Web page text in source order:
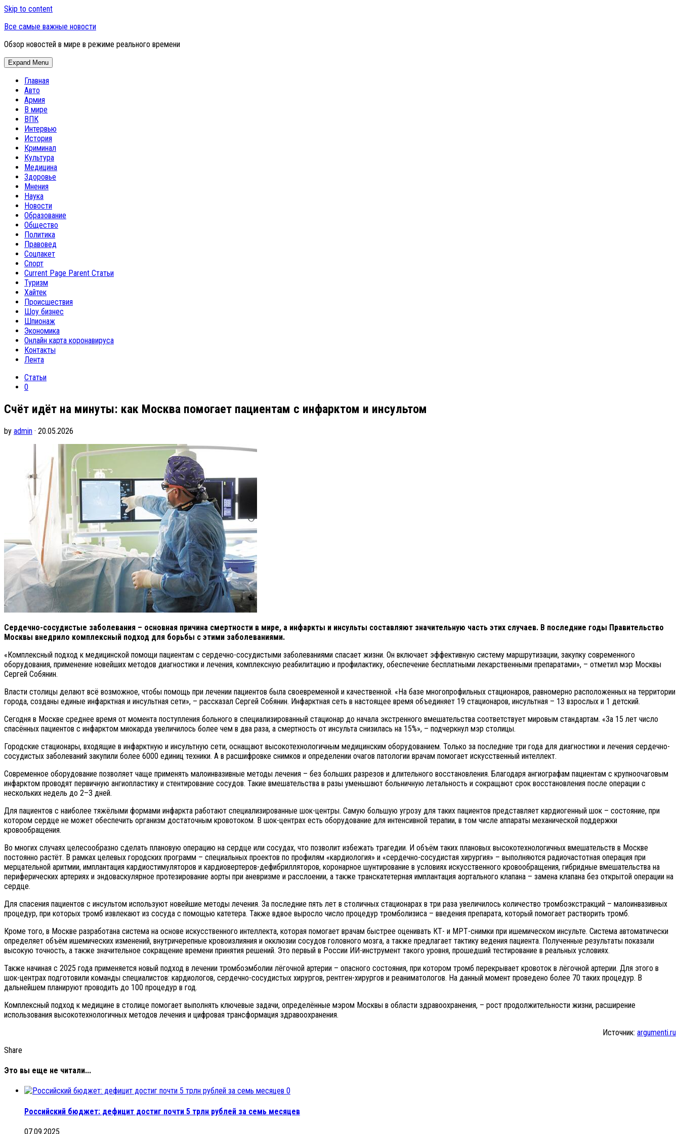
Skip to content
Все самые важные новости
Обзор новостей в мире в режиме реального времени
Expand Menu
Главная
Авто
Армия
В мире
ВПК
Интервью
История
Криминал
Культура
Медицина
Здоровье
Мнения
Наука
Новости
Образование
Общество
Политика
Правовед
Соцпакет
Спорт
Current Page Parent Статьи
Туризм
Хайтек
Происшествия
Шоу бизнес
Шпионаж
Экономика
Онлайн карта коронавируса
Контакты
Лента
Статьи
0
Счёт идёт на минуты: как Москва помогает пациентам с инфарктом и инсультом
by admin · 20.05.2026
Сердечно-сосудистые заболевания – основная причина смертности в мире, а инфаркты и инсульты составляют значительную часть этих случаев. В последние годы Правительство
Москвы внедрило комплексный подход для борьбы с этими заболеваниями.
«Комплексный подход к медицинской помощи пациентам с сердечно-сосудистыми заболеваниями спасает жизни. Он включает эффективную систему маршрутизации, закупку современного
оборудования, применение новейших методов диагностики и лечения, комплексную реабилитацию и профилактику, обеспечение бесплатными лекарственными препаратами», – отметил мэр Москвы
Сергей Собянин.
Власти столицы делают всё возможное, чтобы помощь при лечении пациентов была своевременной и качественной. «На базе многопрофильных стационаров, равномерно расположенных на территории
города, созданы единые инфарктная и инсультная сети», – рассказал Сергей Собянин. Инфарктная сеть в настоящее время объединяет 19 стационаров, инсультная – 13 взрослых и 1 детский.
Сегодня в Москве среднее время от момента поступления больного в специализированный стационар до начала экстренного вмешательства соответствует мировым стандартам. «За 15 лет число
спасённых пациентов с инфарктом миокарда увеличилось более чем в два раза, а смертность от инсульта снизилась на 15%», – подчеркнул мэр столицы.
Городские стационары, входящие в инфарктную и инсультную сети, оснащают высокотехнологичным медицинским оборудованием. Только за последние три года для диагностики и лечения сердечно-
сосудистых заболеваний закупили более 6000 единиц техники. А в расшифровке снимков и определении очагов патологии врачам помогает искусственный интеллект.
Современное оборудование позволяет чаще применять малоинвазивные методы лечения – без больших разрезов и длительного восстановления. Благодаря ангиографам пациентам с крупноочаговым
инфарктом проводят первичную ангиопластику и стентирование сосудов. Такие вмешательства в разы уменьшают больничную летальность и сокращают срок восстановления после операции с
нескольких недель до 2–3 дней.
Для пациентов с наиболее тяжёлыми формами инфаркта работают специализированные шок-центры. Самую большую угрозу для таких пациентов представляет кардиогенный шок – состояние, при
котором сердце не может обеспечить организм достаточным кровотоком. В шок-центрах есть оборудование для интенсивной терапии, в том числе аппараты механической поддержки
кровообращения.
Во многих случаях целесообразно сделать плановую операцию на сердце или сосудах, что позволит избежать трагедии. И объём таких плановых высокотехнологичных вмешательств в Москве
постоянно растёт. В рамках целевых городских программ – специальных проектов по профилям «кардиология» и «сердечно-сосудистая хирургия» – выполняются радиочастотная операция при
мерцательной аритмии, имплантация кардиостимуляторов и кардиовертеров-дефибрилляторов, коронарное шунтирование в условиях искусственного кровообращения, гибридные вмешательства на
периферических артериях и эндоваскулярное протезирование аорты при аневризме и расслоении, а также транскатетерная имплантация аортального клапана – замена клапана без открытой операции на
сердце.
Для спасения пациентов с инсультом используют новейшие методы лечения. За последние пять лет в столичных стационарах в три раза увеличилось количество тромбоэкстракций – малоинвазивных
процедур, при которых тромб извлекают из сосуда с помощью катетера. Также вдвое выросло число процедур тромболизиса – введения препарата, который помогает растворить тромб.
Кроме того, в Москве разработана система на основе искусственного интеллекта, которая помогает врачам быстрее оценивать КТ- и МРТ-снимки при ишемическом инсульте. Система автоматически
определяет объём ишемических изменений, внутричерепные кровоизлияния и окклюзии сосудов головного мозга, а также предлагает тактику ведения пациента. Полученные результаты показали
высокую точность, а также значительное сокращение времени принятия решений. Это первый в России ИИ-инструмент такого уровня, прошедший тестирование в реальных условиях.
Также начиная с 2025 года применяется новый подход в лечении тромбоэмболии лёгочной артерии – опасного состояния, при котором тромб перекрывает кровоток в лёгочной артерии. Для этого в
шок-центрах подготовили команды специалистов: кардиологов, сердечно-сосудистых хирургов, рентген-хирургов и реаниматологов. На данный момент проведено более 70 таких процедур. В
дальнейшем планируют проводить до 100 процедур в год.
Комплексный подход к медицине в столице помогает выполнять ключевые задачи, определённые мэром Москвы в области здравоохранения, – рост продолжительности жизни, расширение
использования высокотехнологичных методов лечения и цифровая трансформация здравоохранения.
Источник: argumenti.ru
Share
Это вы еще не читали...
0
Российский бюджет: дефицит достиг почти 5 трлн рублей за семь месяцев
07.09.2025